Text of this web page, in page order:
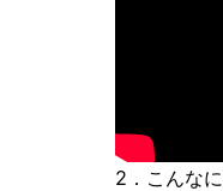
2．こんな